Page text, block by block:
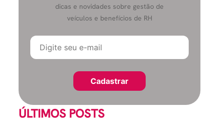
dicas e novidades sobre gestão de
veículos e benefícios de RH
ÚLTIMOS POSTS